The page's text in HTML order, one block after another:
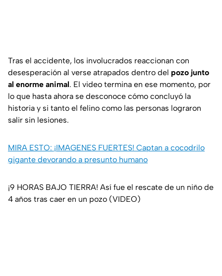
Tras el accidente, los involucrados reaccionan con
desesperación al verse atrapados dentro del pozo junto
al enorme animal. El video termina en ese momento, por
lo que hasta ahora se desconoce cómo concluyó la
historia y si tanto el felino como las personas lograron
salir sin lesiones.
MIRA ESTO: ¡IMAGENES FUERTES! Captan a cocodrilo
gigante devorando a presunto humano
¡9 HORAS BAJO TIERRA! Así fue el rescate de un niño de
4 años tras caer en un pozo (VIDEO)